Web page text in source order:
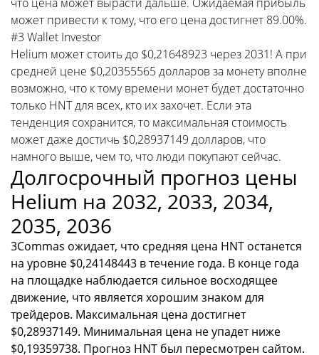
может привести к тому, что его цена достигнет 89.00%.
#3 Wallet Investor
Helium может стоить до $0,21648923 через 2031! А при
средней цене $0,20355565 долларов за монету вполне
возможно, что к тому времени монет будет достаточно
только HNT для всех, кто их захочет. Если эта
тенденция сохранится, то максимальная стоимость
может даже достичь $0,28937149 долларов, что
намного выше, чем то, что люди покупают сейчас.
Долгосрочный прогноз цены
Helium на 2032, 2033, 2034,
2035, 2036
3Commas ожидает, что средняя цена HNT останется
на уровне $0,24148443 в течение года. В конце года
на площадке наблюдается сильное восходящее
движение, что является хорошим знаком для
трейдеров. Максимальная цена достигнет
$0,28937149. Минимальная цена не упадет ниже
$0,19359738. Прогноз HNT был пересмотрен сайтом.